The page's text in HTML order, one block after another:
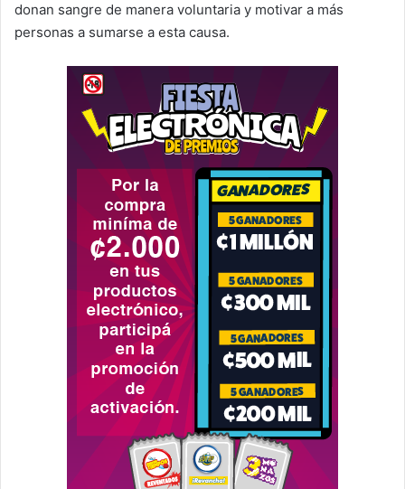
donan sangre de manera voluntaria y motivar a más
personas a sumarse a esta causa.